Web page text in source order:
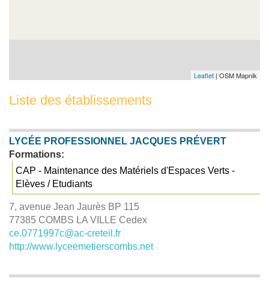
Leaflet | OSM Mapnik
Liste des établissements
LYCÉE PROFESSIONNEL JACQUES PRÉVERT
Formations:
CAP - Maintenance des Matériels d'Espaces Verts -
Elèves / Etudiants
7, avenue Jean Jaurès BP 115
77385 COMBS LA VILLE Cedex
ce.0771997c@ac-creteil.fr
http://www.lyceemetierscombs.net